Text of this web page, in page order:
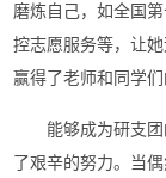
磨炼自己，如全国
控志愿服务等，让
赢得了老师和同学们
能够成为研支
了艰辛的努力。当